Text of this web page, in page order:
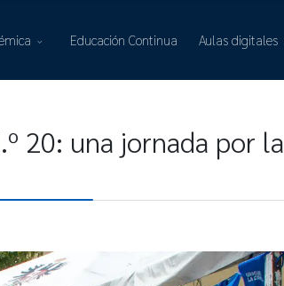
Educación Continua Aulas digitales
20: una jornada por la